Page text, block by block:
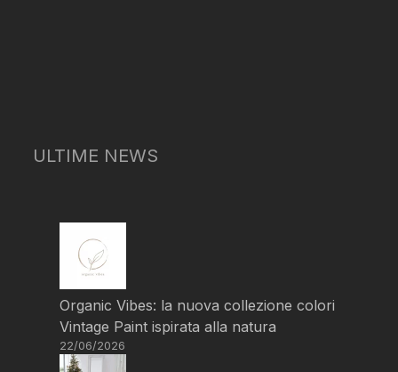
ULTIME NEWS
Organic Vibes: la nuova collezione colori
Vintage Paint ispirata alla natura
22/06/2026